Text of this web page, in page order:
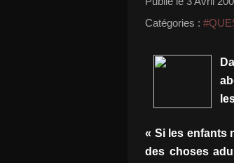
Catégories :
« Si les enfants
des choses